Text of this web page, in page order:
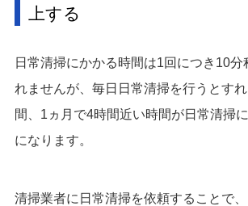
上する
日常清掃にかかる時間は1回につき10分
れませんが、毎日日常清掃を行うとす
間、1ヵ月で4時間近い時間が日常清掃
になります。
清掃業者に日常清掃を依頼することで